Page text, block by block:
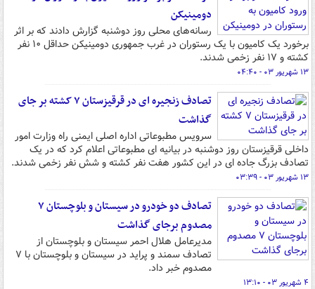
دومینیکن
رسانه‌های محلی روز دوشنبه گزارش دادند که بر اثر
برخورد یک کامیون با یک رستوران در غرب جمهوری دومینیکن حداقل ۱۰ نفر
کشته و ۱۷ نفر زخمی شدند.
۱۳ شهریور ۰۳ - ۰۴:۴۰
تصادف زنجیره ای در قرقیزستان ۷ کشته‌ بر جای
گذاشت
سرویس مطبوعاتی اداره اصلی ایمنی راه وزارت امور
داخلی قرقیزستان روز دوشنبه در بیانیه ای مطبوعاتی اعلام کرد که در یک
تصادف بزرگ جاده ای در این کشور هفت نفر کشته و شش نفر زخمی شدند.
۱۳ شهریور ۰۳ - ۰۳:۳۹
تصادف دو خودرو در سیستان و بلوچستان ۷
مصدوم برجای گذاشت
مدیرعامل هلال احمر سیستان و بلوچستان از
تصادف سمند و پراید در سیستان و بلوچستان با ۷
مصدوم خبر داد.
۴ شهریور ۰۳ - ۱۳:۱۰